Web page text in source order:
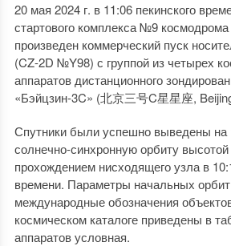
20 мая 2024 г. в 11:06 пекинского
стартового комплекса №9
произведен коммерческий пуск
(CZ-2D №Y98) с группой из четырех
аппаратов дистанционного
«Бэйцзин-3C» (北京三号C星星座,
Спутники были успешно выведены на
солнечно-синхронную орбиту
прохождением нисходящего узла в
времени. Параметры начальных
международные обозначения
космическом каталоге приведены в
аппаратов условная.